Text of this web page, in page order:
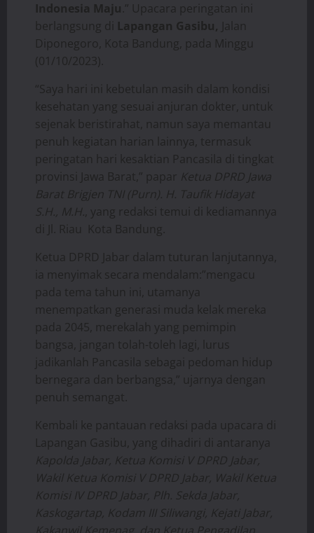
Indonesia Maju .” Upacara peringatan ini
berlangsung di Lapangan Gasibu, Jalan
Diponegoro, Kota Bandung, pada Minggu
(01/10/2023).
“Saya hari ini kebetulan masih dalam kondisi
kesehatan yang sesuai anjuran dokter, untuk
sejenak beristirahat, namun saya memantau
penuh kegiatan harian lainnya, termasuk
peringatan hari kesaktian Pancasila di tingkat
provinsi Jawa Barat,” papar Ketua DPRD Jawa
Barat Brigjen TNI (Purn). H. Taufik Hidayat
S.H., M.H. , yang redaksi temui di kediamannya
di Jl. Riau Kota Bandung.
Ketua DPRD Jabar dalam tuturan lanjutannya,
ia menyimak secara mendalam:”mengacu
pada tema tahun ini, utamanya
menempatkan generasi muda kelak mereka
pada 2045, merekalah yang pemimpin
bangsa, jangan tolah-toleh lagi, lurus
jadikanlah Pancasila sebagai pedoman hidup
bernegara dan berbangsa,” ujarnya dengan
penuh semangat.
Kembali ke pantauan redaksi pada upacara di
Lapangan Gasibu, yang dihadiri di antaranya
Kapolda Jabar, Ketua Komisi V DPRD Jabar,
Wakil Ketua Komisi V DPRD Jabar, Wakil Ketua
Komisi IV DPRD Jabar, Plh. Sekda Jabar,
Kaskogartap, Kodam III Siliwangi, Kejati Jabar,